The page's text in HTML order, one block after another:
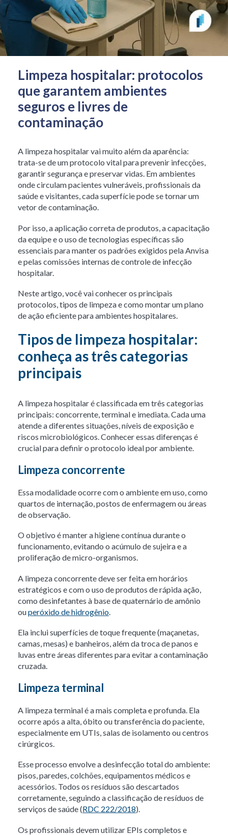
Limpeza hospitalar: protocolos
que garantem ambientes
seguros e livres de
contaminação
A limpeza hospitalar vai muito além da aparência:
trata-se de um protocolo vital para prevenir infecções,
garantir segurança e preservar vidas. Em ambientes
onde circulam pacientes vulneráveis, profissionais da
saúde e visitantes, cada superfície pode se tornar um
vetor de contaminação.
Por isso, a aplicação correta de produtos, a capacitação
da equipe e o uso de tecnologias específicas são
essenciais para manter os padrões exigidos pela Anvisa
e pelas comissões internas de controle de infecção
hospitalar.
Neste artigo, você vai conhecer os principais
protocolos, tipos de limpeza e como montar um plano
de ação eficiente para ambientes hospitalares.
Tipos de limpeza hospitalar:
conheça as três categorias
principais
A limpeza hospitalar é classificada em três categorias
principais: concorrente, terminal e imediata. Cada uma
atende a diferentes situações, níveis de exposição e
riscos microbiológicos. Conhecer essas diferenças é
crucial para definir o protocolo ideal por ambiente.
Limpeza concorrente
Essa modalidade ocorre com o ambiente em uso, como
quartos de internação, postos de enfermagem ou áreas
de observação.
O objetivo é manter a higiene contínua durante o
funcionamento, evitando o acúmulo de sujeira e a
proliferação de micro-organismos.
A limpeza concorrente deve ser feita em horários
estratégicos e com o uso de produtos de rápida ação,
como desinfetantes à base de quaternário de amônio
ouperóxido de hidrogênio
Ela inclui superfícies de toque frequente (maçanetas,
camas, mesas) e banheiros, além da troca de panos e
luvas entre áreas diferentes para evitar a contaminação
cruzada.
Limpeza terminal
A limpeza terminal é a mais completa e profunda. Ela
ocorre após a alta, óbito ou transferência do paciente,
especialmente em UTIs, salas de isolamento ou centros
cirúrgicos.
Esse processo envolve a desinfecção total do ambiente:
pisos, paredes, colchões, equipamentos médicos e
acessórios. Todos os resíduos são descartados
corretamente, seguindo a classificação de resíduos de
serviços de saúde (RDC 222/2018).
Os profissionais devem utilizar EPIs completos e